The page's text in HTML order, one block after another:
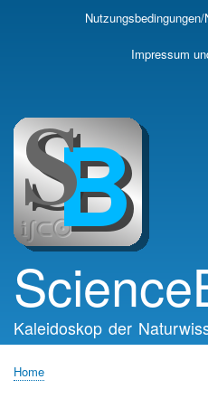
Impressum
Kaleidoskop der
Home